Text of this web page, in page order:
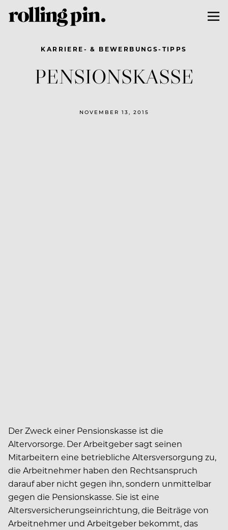
KARRIERE- & BEWERBUNGS-TIPPS
PENSIONSKASSE
NOVEMBER 13, 2015
Der Zweck einer Pensionskasse ist die
Altervorsorge. Der Arbeitgeber sagt seinen
Mitarbeitern eine betriebliche Altersversorgung zu,
die Arbeitnehmer haben den Rechtsanspruch
darauf aber nicht gegen ihn, sondern unmittelbar
gegen die Pensionskasse. Sie ist eine
Altersversicherungseinrichtung, die Beiträge von
Arbeitnehmer und Arbeitgeber bekommt, das